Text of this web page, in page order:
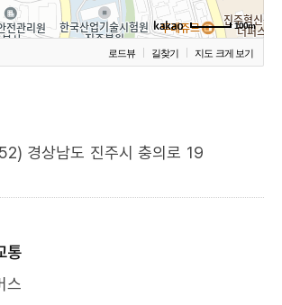
100m
로드뷰 길찾기 지도 크게 보기
경상남도 진주시 충의로 19
통
스